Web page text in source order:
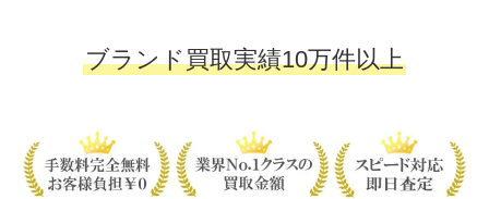
ブランド買取実績10万件以上